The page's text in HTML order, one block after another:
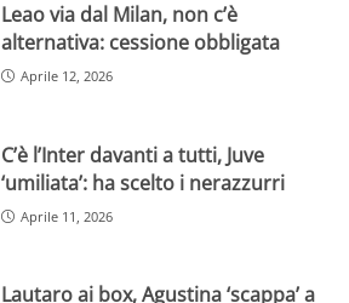
Leao via dal Milan, non c’è
alternativa: cessione obbligata
Aprile 12, 2026
C’è l’Inter davanti a tutti, Juve
‘umiliata’: ha scelto i nerazzurri
Aprile 11, 2026
Lautaro ai box, Agustina ‘scappa’ a